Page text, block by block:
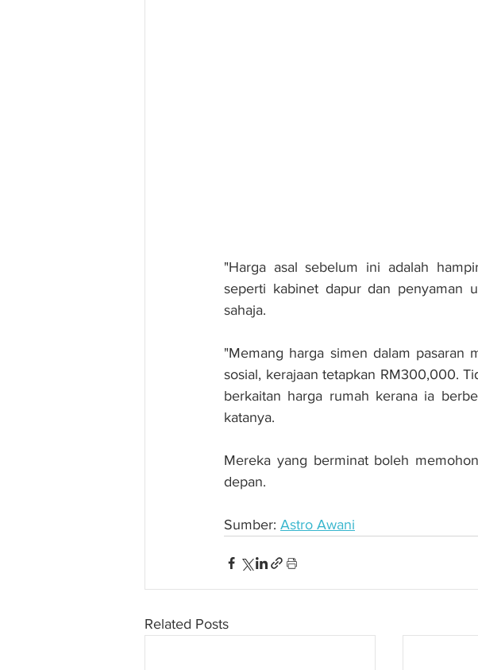
"Harga asal sebelum ini adalah
seperti kabinet dapur dan penyaman
sahaja.
"Memang harga simen dalam pasaran
sosial, kerajaan tetapkan RM300,000.
berkaitan harga rumah kerana ia
katanya.
Mereka yang berminat boleh
depan.
Sumber: Astro Awani
Related Posts